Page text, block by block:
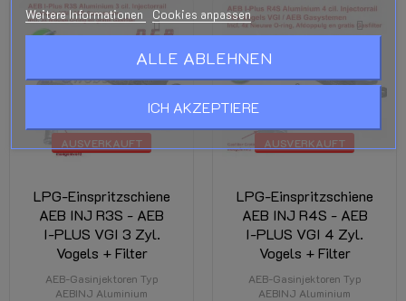
AUSVERKAUFT
LPG-Einspritzschiene
AEB INJ R3S - AEB
I-PLUS VGI 3 Zyl.
Vogels + Filter
AEB-Gasinjektoren Typ
AEBINJ Aluminium
AUSVERKAUFT
LPG-Einspritzschiene
AEB INJ R4S - AEB
I-PLUS VGI 4 Zyl.
Vogels + Filter
AEB-Gasinjektoren Typ
AEBINJ Aluminium
Weitere Informationen Cookies anpassen
ALLE ABLEHNEN
ICH AKZEPTIERE